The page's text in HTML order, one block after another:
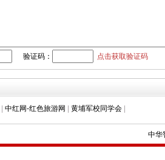
验证码： 点击获取验证码
| 中红网-红色旅游网 | 黄埔军校同学会 |
中华